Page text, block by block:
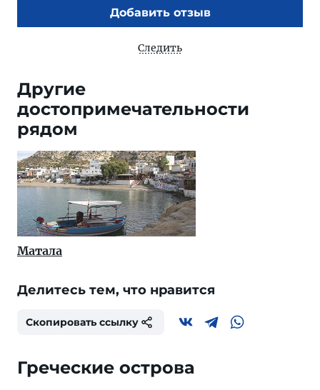
Добавить отзыв
Следить
Другие
достопримечательности
рядом
Матала
Делитесь тем, что нравится
Скопировать ссылку
Греческие острова